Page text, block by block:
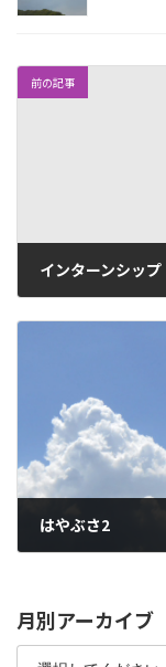
前の記事
インターンシップ
はやぶさ2
月別アーカイブ